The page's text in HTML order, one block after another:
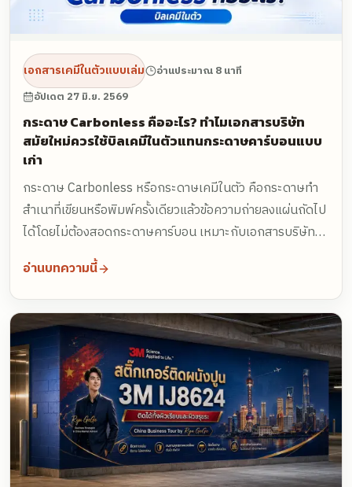
เอกสารเคมีในตัวแบบเล่ม
อ่านประมาณ 8 นาที
อัปเดต 27 มิ.ย. 2569
กระดาษ Carbonless คืออะไร? ทำไมเอกสารบริษัท
สมัยใหม่ควรใช้บิลเคมีในตัวแทนกระดาษคาร์บอนแบบ
เก่า
กระดาษ Carbonless หรือกระดาษเคมีในตัว คือกระดาษทำ
สำเนาที่เขียนหรือพิมพ์ครั้งเดียวแล้วข้อความถ่ายลงแผ่นถัดไป
ได้โดยไม่ต้องสอดกระดาษคาร์บอน เหมาะกับเอกสารบริษัทที่
ต้องมีต้นฉบับและสำเนา เช่น ใบส่งสินค้า ใบเสร็จรับเงิน ใบรับ
รถ ใบงานช่าง ใบวางบิล และแบบฟอร์มบริการ ช่วยให้เอกสาร
สะอาด ใช้งานเร็ว และดูเป็นมืออาชีพกว่าบิลคาร์บอนแบบเก่า
อ่านบทความนี้